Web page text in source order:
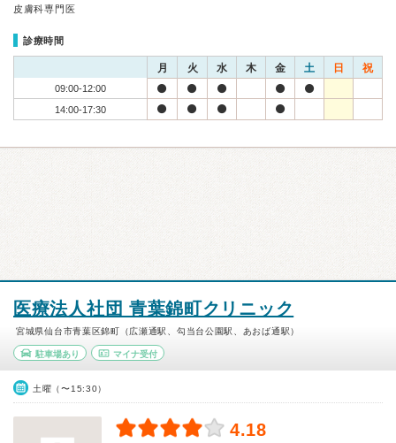
皮膚科専門医
診療時間
月 火 水 木 金 土 日 祝
09:00-12:00
14:00-17:30
医療法人社団 青葉錦町クリニック
宮城県仙台市青葉区錦町（広瀬通駅、勾当台公園駅、あおば通駅）
駐車場あり マイナ受付
土曜（〜15:30）
4.18